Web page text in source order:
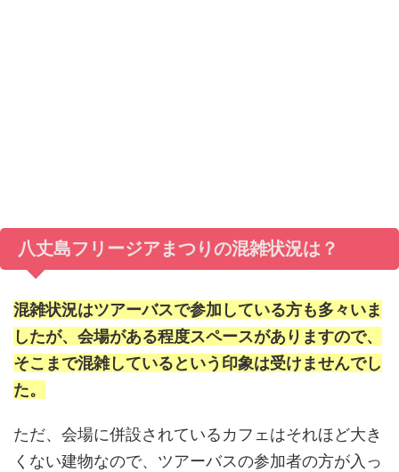
八丈島フリージアまつりの混雑状況は？
混雑状況はツアーバスで参加している方も多々いま
したが、会場がある程度スペースがありますので、
そこまで混雑しているという印象は受けませんでし
た。
ただ、会場に併設されているカフェはそれほど大き
くない建物なので、ツアーバスの参加者の方が入っ